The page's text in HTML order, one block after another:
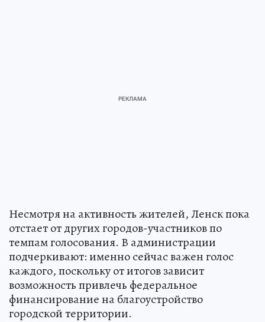
Несмотря на активность жителей, Ленск пока
отстает от других городов-участников по
темпам голосования. В администрации
подчеркивают: именно сейчас важен голос
каждого, поскольку от итогов зависит
возможность привлечь федеральное
финансирование на благоустройство
городской территории.